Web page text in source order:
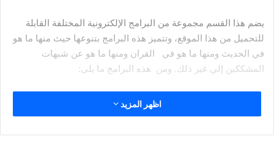
يضم هذا القسم مجموعة من البرامج الإلكترونية المختلفة القابلة
للتحميل من هذا الموقع، وتتميز هذه البرامج بتنوعها حيث منها ما هو
في الحديث ومنها ما هو في القران ومنها ما هو عن شبهات
المشككين إلي غير ذلك. ومن هذه البرامج ما يلى:
برنامج المنتخب في تفسير القران الكريم.
برامج لقراءة القران الكريم بلغات متعددة.
برنامج موسوعة الحديث الشريف البخاري ومسلم ومالك
اظهر المزيد